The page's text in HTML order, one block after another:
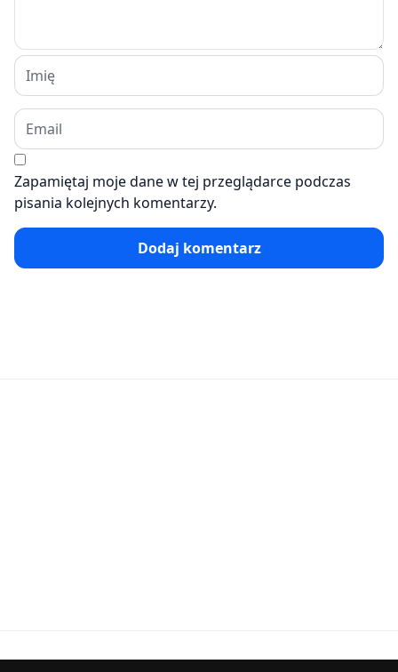
Zapamiętaj moje dane w tej przeglądarce podczas
pisania kolejnych komentarzy.
Dodaj komentarz